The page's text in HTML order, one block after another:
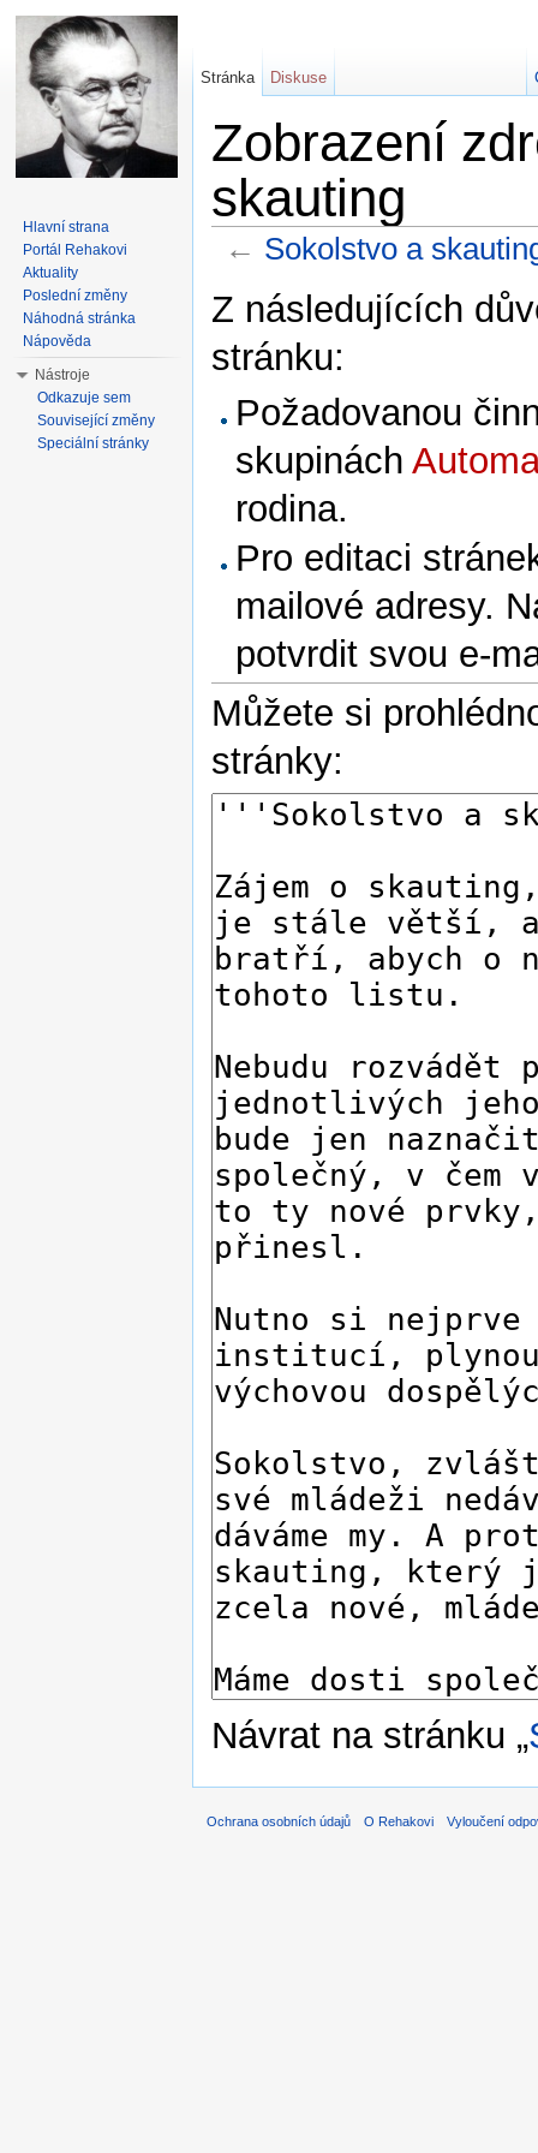
Zobrazení
skauting
← Sokolstvo a
Z následujících
stránku:
Požadovanou
skupinách
rodina.
Pro editaci
mailové adresy.
potvrdit svou e-
Můžete si
stránky:
Návrat na stránku „
Stránka Diskuse
Hlavní strana
Portál Rehakovi
Aktuality
Poslední změny
Náhodná stránka
Nápověda
Nástroje
Odkazuje sem
Související změny
Speciální stránky
Ochrana osobních údajů O Rehakovi Vyloučení